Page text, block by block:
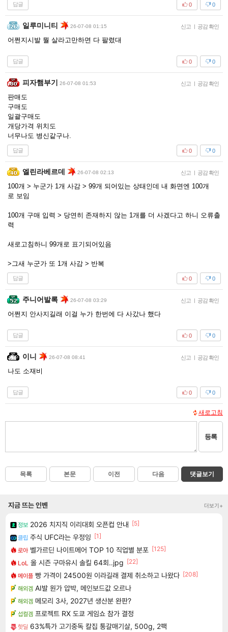
답글 0
0
일루미니티 26-07-08 01:15 신고 | 공감 확인
어쩐지시발 뭘 살라고만하면 다 팔렸대
답글 0
0
피자햄부기 26-07-08 01:53 신고 | 공감 확인
판매도
구매도
일괄구매도
개당가격 위치도
너무나도 병신같구나.
답글 0
0
엘린라베르데 26-07-08 02:13 신고 | 공감 확인
100개 > 누군가 1개 사감 > 99개 되어있는 상태인데 내 화면엔 100개
로 보임
100개 구매 입력 > 당연히 존재하지 않는 1개를 더 사겠다고 하니 오류출
력
새로고침하니 99개로 표기되어있음
>그새 누군가 또 1개 사감 > 반복
답글 0
0
주니어발록 26-07-08 03:29 신고 | 공감 확인
어쩐지 안사지길래 이걸 누가 한번에 다 사갔나 했다
답글 0
0
이니 26-07-08 08:41 신고 | 공감 확인
나도 소재비
답글 0
0
새로고침
등록
목록 본문 이전 다음 댓글보기
지금 뜨는 인벤 더보기+
정보 2026 치지직 이리대회 오픈컵 안내 [5]
클립 주식 UFC라는 우정잉 [1]
로아 벨가르딘 나이트메어 TOP 10 직업별 분포 [125]
LoL 올 시즌 구마유시 솔킬 64회..jpg [22]
메이플 빵 가격이 24500원 이라길래 결제 취소하고 나왔다 [208]
해외겜 AI발 원가 압박, 메인보드값 오르나
해외겜 메모리 3사, 2027년 생산분 완판?
섭컬겜 프로젝트 RX 도쿄 게임쇼 참가 결정
핫딜 63%특가 고기중독 칼집 통갈매기살, 500g, 2팩